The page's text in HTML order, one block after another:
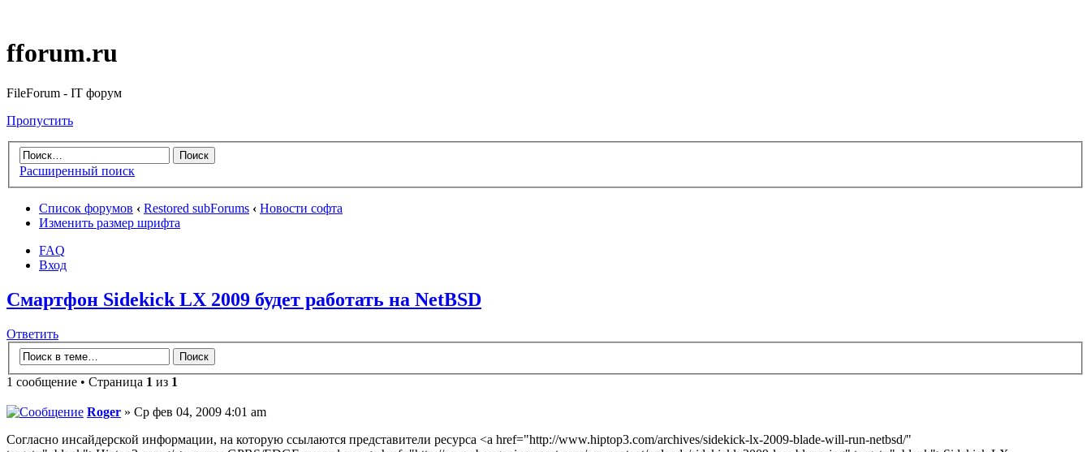
fforum.ru
FileForum - IT форум
Пропустить
Расширенный поиск
Список форумов ‹ Restored subForums ‹ Новости софта
Изменить размер шрифта
FAQ
Вход
Смартфон Sidekick LX 2009 будет работать на NetBSD
Ответить
1 сообщение • Страница 1 из 1
Roger » Ср фев 04, 2009 4:01 am
Согласно инсайдерской информации, на которую ссылаются представители ресурса <a href="http://www.hiptop3.com/archives/sidekick-lx-2009-blade-will-run-netbsd/"